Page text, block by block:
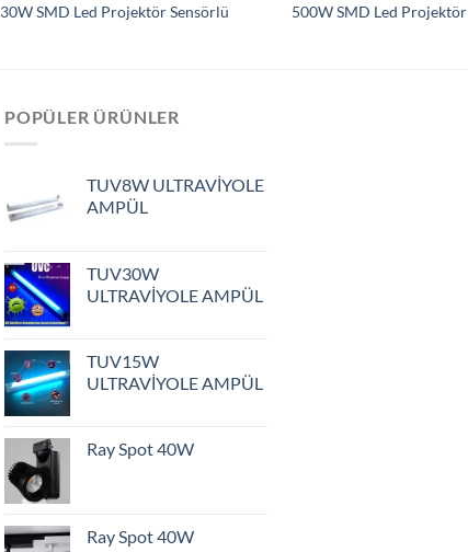
30W SMD Led Projektör Sensörlü 500W SMD Led Projektör
POPÜLER ÜRÜNLER
TUV8W ULTRAVİYOLE
AMPÜL
TUV30W
ULTRAVİYOLE AMPÜL
TUV15W
ULTRAVİYOLE AMPÜL
Ray Spot 40W
Ray Spot 40W